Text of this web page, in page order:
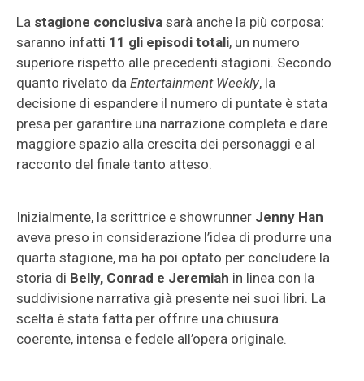
La stagione conclusiva sarà anche la più corposa:
saranno infatti 11 gli episodi totali, un numero
superiore rispetto alle precedenti stagioni. Secondo
quanto rivelato da Entertainment Weekly, la
decisione di espandere il numero di puntate è stata
presa per garantire una narrazione completa e dare
maggiore spazio alla crescita dei personaggi e al
racconto del finale tanto atteso.
Inizialmente, la scrittrice e showrunner Jenny Han
aveva preso in considerazione l’idea di produrre una
quarta stagione, ma ha poi optato per concludere la
storia di Belly, Conrad e Jeremiah in linea con la
suddivisione narrativa già presente nei suoi libri. La
scelta è stata fatta per offrire una chiusura
coerente, intensa e fedele all’opera originale.